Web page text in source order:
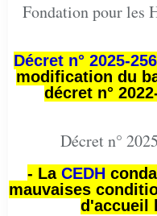
Fondation pour les
Décret n° 2025-
modification du
décret n°
Décret n°
- La CEDH
mauvaises
d'accueil